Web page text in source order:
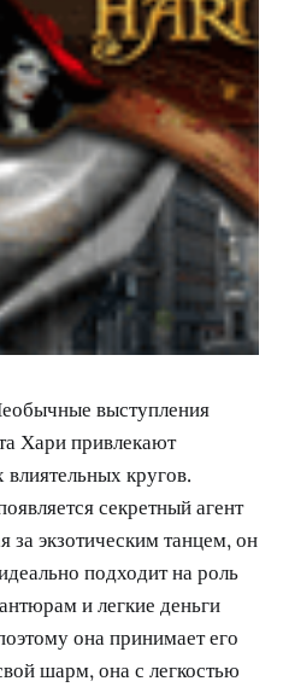
выступления
Хари привлекают
кругов.
секретный агент
экзотическим танцем, он
подходит на роль
и легкие деньги
она принимает его
шарм, она с легкостью